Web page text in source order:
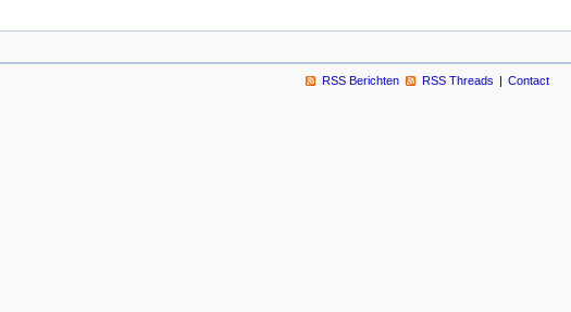
RSS Berichten RSS Threads Contact